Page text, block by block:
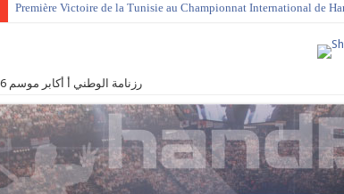
Première Victoire de la Tunisie au Championnat International de
رزنامة الوطني أ أكابر موسم 2017/2016